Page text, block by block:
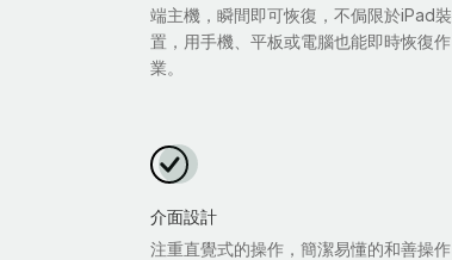
端主機，瞬間即可恢復，不侷限於iPad裝
置，用手機、平板或電腦也能即時恢復作
業。
介面設計
注重直覺式的操作，簡潔易懂的和善操作